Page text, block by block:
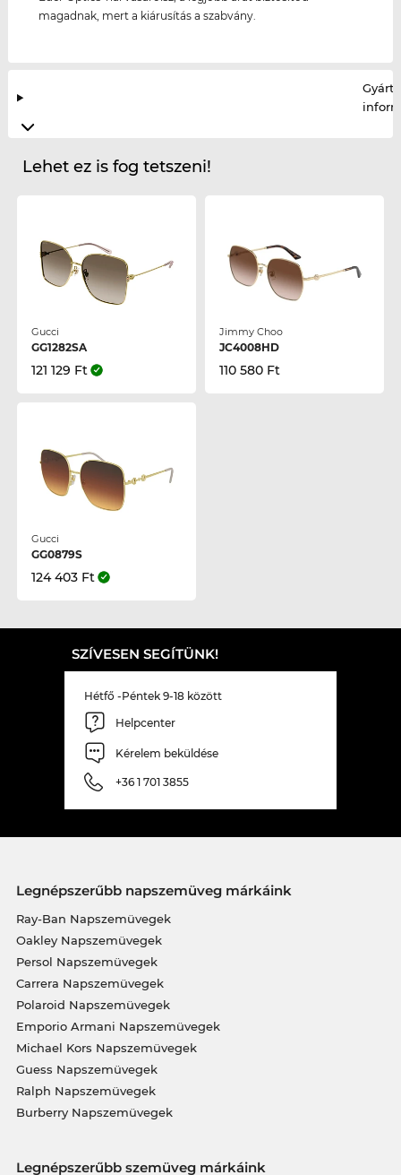
magadnak, mert a kiárusítás a szabvány.
Lehet ez is fog tetszeni!
Gucci
GG1282SA
121 129 Ft
Jimmy Choo
JC4008HD
110 580 Ft
Gucci
GG0879S
124 403 Ft
SZÍVESEN SEGÍTÜNK!
Hétfő -Péntek 9-18 között
Helpcenter
Kérelem beküldése
+36 1 701 3855
Legnépszerűbb napszemüveg márkáink
Ray-Ban Napszemüvegek
Oakley Napszemüvegek
Persol Napszemüvegek
Carrera Napszemüvegek
Polaroid Napszemüvegek
Emporio Armani Napszemüvegek
Michael Kors Napszemüvegek
Guess Napszemüvegek
Ralph Napszemüvegek
Burberry Napszemüvegek
Legnépszerűbb szemüveg márkáink